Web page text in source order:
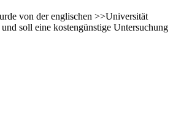
von der englischen >>Universität
soll eine kostengünstige Untersuchung